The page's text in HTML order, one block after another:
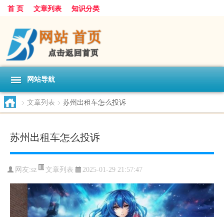
首 页 文章列表 知识分类
网站导航
> 文章列表 > 苏州出租车怎么投诉
苏州出租车怎么投诉
网友:sz 文章列表 2025-01-29 21:57:47